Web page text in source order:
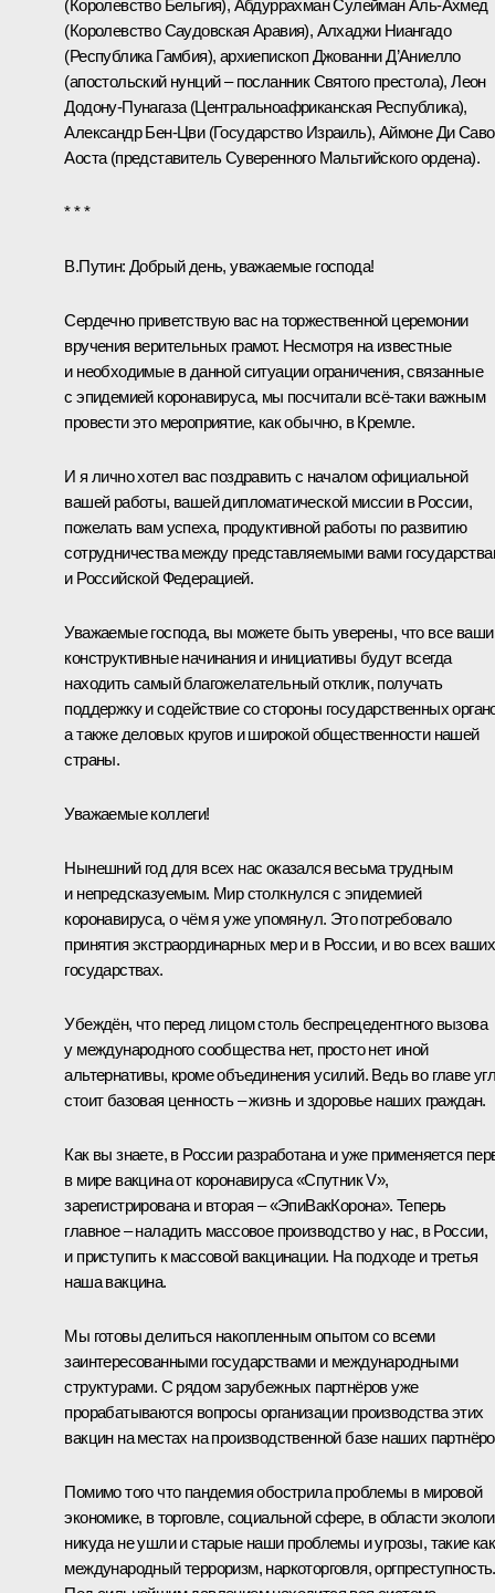
(Королевство Бельгия), Абдуррахман Сулейман Аль-Ахмед
(Королевство Саудовская Аравия), Алхаджи Ниангадо
(Республика Гамбия), архиепископ Джованни Д’Аниелло
(апостольский нунций – посланник Святого престола), Леон
Додону-Пунагаза (Центральноафриканская Республика),
Александр Бен-Цви (Государство Израиль), Аймоне Ди
Аоста (представитель Суверенного Мальтийского ордена).
* * *
В.Путин: Добрый день, уважаемые господа!
Сердечно приветствую вас на торжественной церемонии
вручения верительных грамот. Несмотря на известные
и необходимые в данной ситуации ограничения, связанные
с эпидемией коронавируса, мы посчитали всё-таки важным
провести это мероприятие, как обычно, в Кремле.
И я лично хотел вас поздравить с началом официальной
вашей работы, вашей дипломатической миссии в России,
пожелать вам успеха, продуктивной работы по развитию
сотрудничества между представляемыми вами
и Российской Федерацией.
Уважаемые господа, вы можете быть уверены, что все ваши
конструктивные начинания и инициативы будут всегда
находить самый благожелательный отклик, получать
поддержку и содействие со стороны государственных
а также деловых кругов и широкой общественности нашей
страны.
Уважаемые коллеги!
Нынешний год для всех нас оказался весьма трудным
и непредсказуемым. Мир столкнулся с эпидемией
коронавируса, о чём я уже упомянул. Это потребовало
принятия экстраординарных мер и в России, и во всех ваших
государствах.
Убеждён, что перед лицом столь беспрецедентного вызова
у международного сообщества нет, просто нет иной
альтернативы, кроме объединения усилий. Ведь во главе
стоит базовая ценность – жизнь и здоровье наших граждан.
Как вы знаете, в России разработана и уже применяется
в мире вакцина от коронавируса «Спутник V»,
зарегистрирована и вторая – «ЭпиВакКорона». Теперь
главное – наладить массовое производство у нас, в России,
и приступить к массовой вакцинации. На подходе и третья
наша вакцина.
Мы готовы делиться накопленным опытом со всеми
заинтересованными государствами и международными
структурами. С рядом зарубежных партнёров уже
прорабатываются вопросы организации производства этих
вакцин на местах на производственной базе наших
Помимо того что пандемия обострила проблемы в мировой
экономике, в торговле, социальной сфере, в области
никуда не ушли и старые наши проблемы и угрозы, такие как
международный терроризм, наркоторговля, оргпреступность.